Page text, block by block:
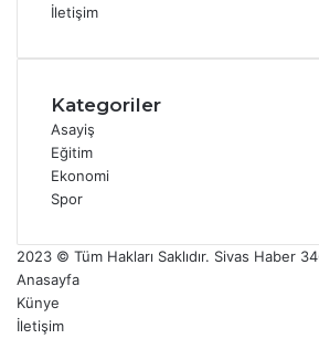
İletişim
Kategoriler
Asayiş
Eğitim
Ekonomi
Spor
2023 © Tüm Hakları Saklıdır. Sivas Haber
Anasayfa
Künye
İletişim